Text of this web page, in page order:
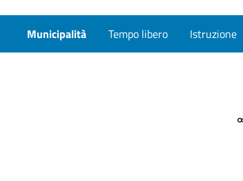
Municipalità Tempo libero Istruzione